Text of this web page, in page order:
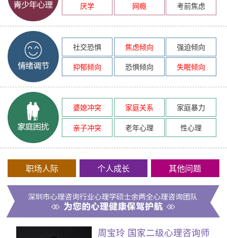
厌学
网瘾 考前焦虑
社交恐惧 焦虑倾向
强迫倾向
抑郁倾向
恐惧倾向 失眠倾向
婆媳冲突 家庭关系
家庭暴力
亲子冲突
老年心理 性心理
职场人际 个人成长 其他问题
周宝玲 国家二级心理咨询师